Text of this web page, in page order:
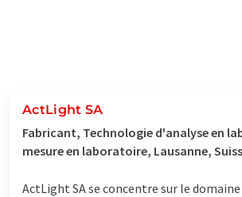
ActLight SA
Fabricant, Technologie d'analyse en
mesure en laboratoire, Lausanne,
ActLight SA se concentre sur le